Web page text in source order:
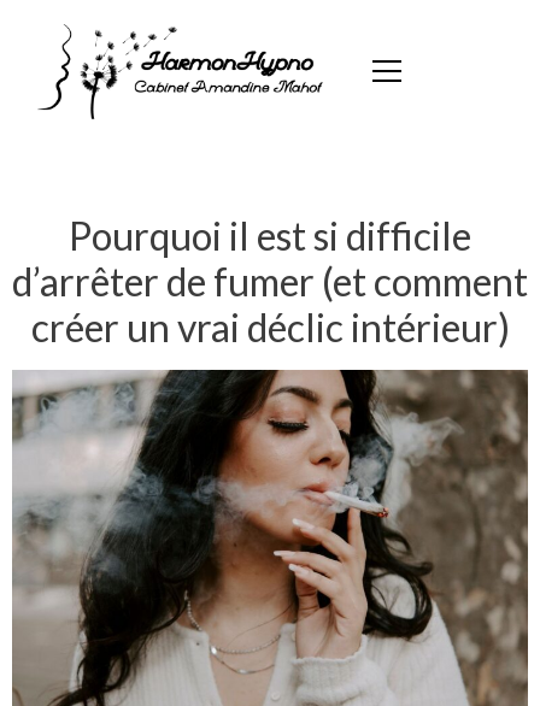
Pourquoi il est si difficile
d’arrêter de fumer (et comment
créer un vrai déclic intérieur)